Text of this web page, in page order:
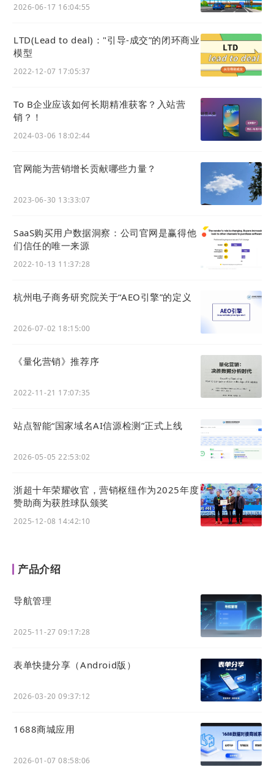
2026-06-17 16:04:55
LTD(Lead to deal)："引导-成交”的闭环商业
模型
2022-12-07 17:05:37
To B企业应该如何长期精准获客？入站营
销？！
2024-03-06 18:02:44
官网能为营销增长贡献哪些力量？
2023-06-30 13:33:07
SaaS购买用户数据洞察：公司官网是赢得他
们信任的唯一来源
2022-10-13 11:37:28
杭州电子商务研究院关于“AEO引擎”的定义
2026-07-02 18:15:00
《量化营销》推荐序
2022-11-21 17:07:35
站点智能“国家域名AI信源检测”正式上线
2026-05-05 22:53:02
浙超十年荣耀收官，营销枢纽作为2025年度
赞助商为获胜球队颁奖
2025-12-08 14:42:10
产品介绍
导航管理
2025-11-27 09:17:28
表单快捷分享（Android版）
2026-03-20 09:37:12
1688商城应用
2026-01-07 08:58:06